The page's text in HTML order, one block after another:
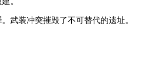
武装冲突摧毁了不可替代的遗址。